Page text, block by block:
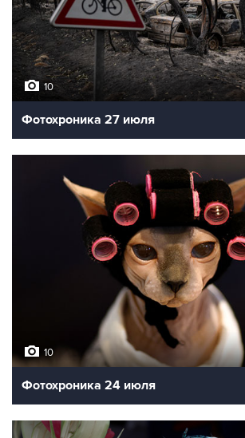
10
Фотохроника 27 июля
10
Фотохроника 24 июля